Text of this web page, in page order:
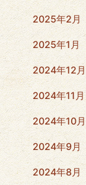
2025年2月
2025年1月
2024年12月
2024年11月
2024年10月
2024年9月
2024年8月